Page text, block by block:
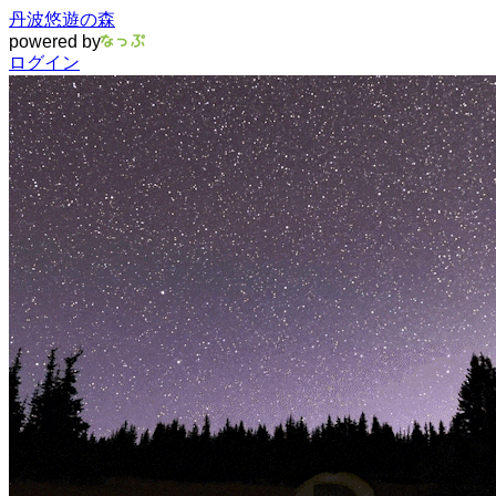
丹波悠遊の森
powered by
ログイン